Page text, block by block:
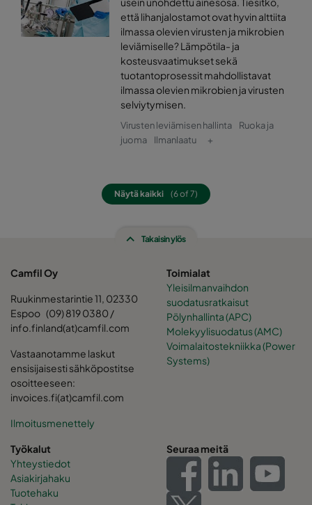
0185 592x490x640-10 ePM1 85%
0185 490x490x640-8 ePM1 85%
0185 592x287x640-10 ePM1 85%
0185 287x287x640-5 ePM1 85%
ePM1 85%
0185 490x490x520-8 ePM1 85% F9
0185 592x287x520-10 ePM1 85%
0185 287x287x520-5
että lihanjalostamot ovat hyvin alttiita
ilmassa olevien virusten ja mikrobien
leviämiselle? Lämpötila- ja
kosteusvaatimukset sekä
tuotantoprosessit mahdollistavat
ilmassa olevien mikrobien ja virusten
selviytymisen.
Virusten leviämisen hallinta
Ruoka ja
juoma
Ilmanlaatu +
Näytä kaikki (6 of 7)
Takaisin ylös
Camfil Oy
Ruukinmestarintie 11, 02330
Espoo (09) 819 0380 /
info.finland(at)camfil.com
Vastaanotamme laskut
ensisijaisesti sähköpostitse
osoitteeseen:
invoices.fi(at)camfil.com
Ilmoitusmenettely
Toimialat
Yleisilmanvaihdon
suodatusratkaisut
Pölynhallinta (APC)
Molekyylisuodatus (AMC)
Voimalaitostekniikka (Power
Systems)
Työkalut
Yhteystiedot
Asiakirjahaku
Tuotehaku
Seuraa meitä